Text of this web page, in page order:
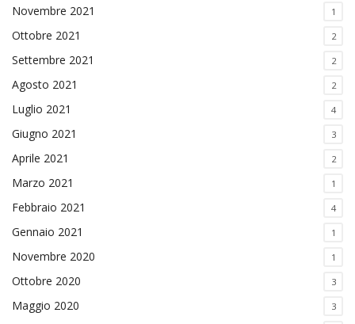
Novembre 2021 1
Ottobre 2021 2
Settembre 2021 2
Agosto 2021 2
Luglio 2021 4
Giugno 2021 3
Aprile 2021 2
Marzo 2021 1
Febbraio 2021 4
Gennaio 2021 1
Novembre 2020 1
Ottobre 2020 3
Maggio 2020 3